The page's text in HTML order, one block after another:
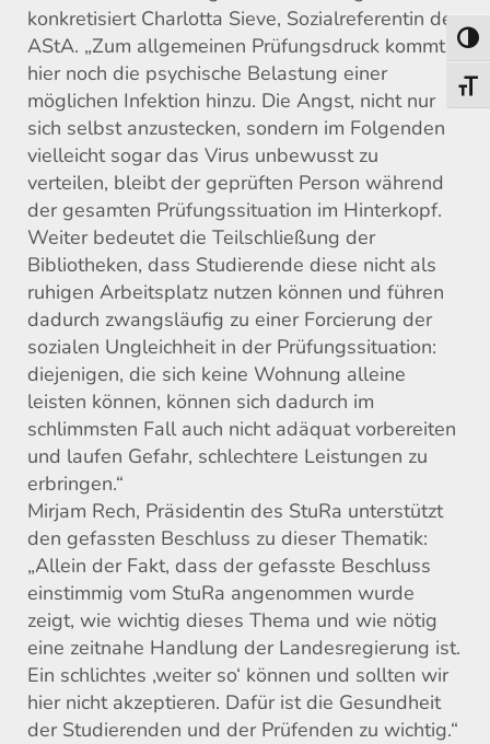
konkretisiert Charlotta Sieve, Sozialreferentin des
AStA. „Zum allgemeinen Prüfungsdruck kommt
hier noch die psychische Belastung einer
möglichen Infektion hinzu. Die Angst, nicht nur
sich selbst anzustecken, sondern im Folgenden
vielleicht sogar das Virus unbewusst zu
verteilen, bleibt der geprüften Person während
der gesamten Prüfungssituation im Hinterkopf.
Weiter bedeutet die Teilschließung der
Bibliotheken, dass Studierende diese nicht als
ruhigen Arbeitsplatz nutzen können und führen
dadurch zwangsläufig zu einer Forcierung der
sozialen Ungleichheit in der Prüfungssituation:
diejenigen, die sich keine Wohnung alleine
leisten können, können sich dadurch im
schlimmsten Fall auch nicht adäquatvorbereiten
und laufen Gefahr, schlechtere Leistungen zu
erbringen.“
Mirjam Rech, Präsidentin des StuRa unterstützt
den gefassten Beschluss zu dieser Thematik:
„Allein der Fakt, dass dergefasste Beschluss
einstimmig vom StuRa angenommen wurde
zeigt, wie wichtig dieses Thema und wie nötig
eine zeitnahe Handlung der Landesregierung ist.
Ein schlichtes ‚weiter so‘ können und sollten wir
hier nicht akzeptieren. Dafür ist die Gesundheit
der Studierenden und der Prüfenden zu wichtig.“